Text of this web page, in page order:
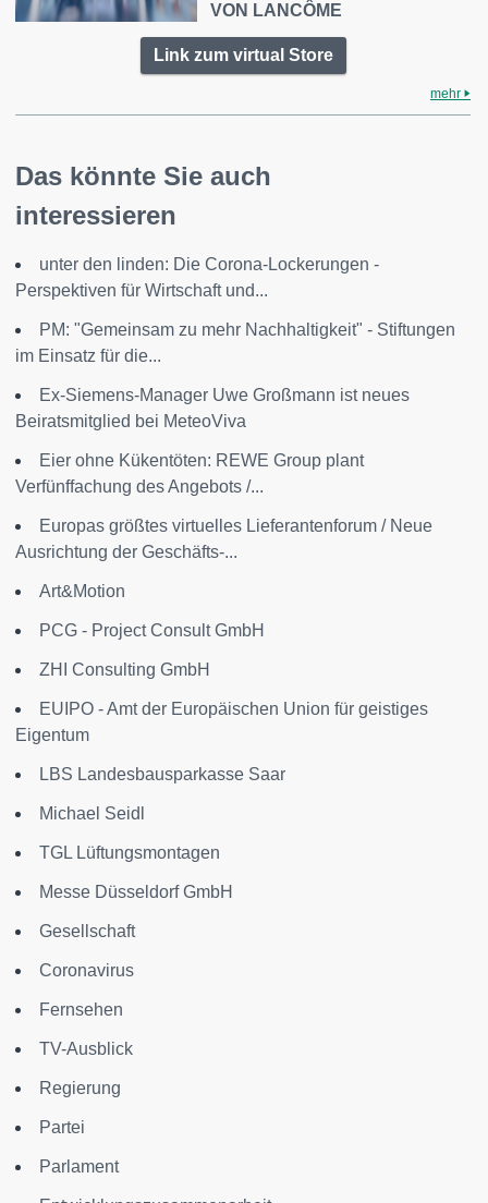
VON LANCÔME
Link zum virtual Store
mehr
Das könnte Sie auch
interessieren
unter den linden: Die Corona-Lockerungen -
Perspektiven für Wirtschaft und...
PM: "Gemeinsam zu mehr Nachhaltigkeit" - Stiftungen
im Einsatz für die...
Ex-Siemens-Manager Uwe Großmann ist neues
Beiratsmitglied bei MeteoViva
Eier ohne Kükentöten: REWE Group plant
Verfünffachung des Angebots /...
Europas größtes virtuelles Lieferantenforum / Neue
Ausrichtung der Geschäfts-...
Art&Motion
PCG - Project Consult GmbH
ZHI Consulting GmbH
EUIPO - Amt der Europäischen Union für geistiges
Eigentum
LBS Landesbausparkasse Saar
Michael Seidl
TGL Lüftungsmontagen
Messe Düsseldorf GmbH
Gesellschaft
Coronavirus
Fernsehen
TV-Ausblick
Regierung
Partei
Parlament